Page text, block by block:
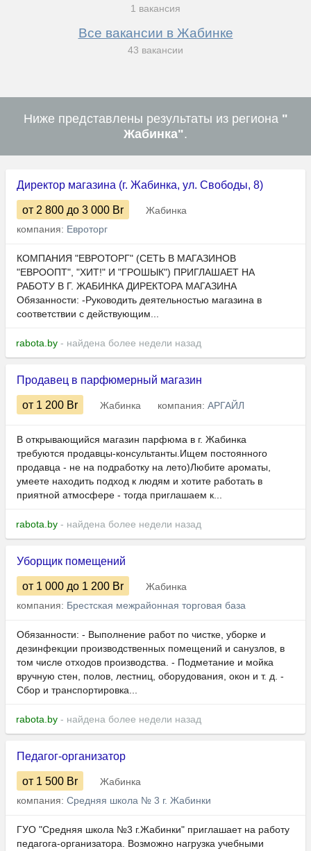
1 вакансия
Все вакансии в Жабинке
43 вакансии
Ниже представлены результаты из региона "
Жабинка".
Директор магазина (г. Жабинка, ул. Свободы, 8)
от 2 800 до 3 000 Br
Жабинка
компания: Евроторг
КОМПАНИЯ "ЕВРОТОРГ" (СЕТЬ В МАГАЗИНОВ
"ЕВРООПТ", "ХИТ!" И "ГРОШЫК") ПРИГЛАШАЕТ НА
РАБОТУ В Г. ЖАБИНКА ДИРЕКТОРА МАГАЗИНА
Обязанности: -Руководить деятельностью магазина в
соответствии с действующим...
rabota.by - найдена более недели назад
Продавец в парфюмерный магазин
от 1 200 Br Жабинка компания: АРГАЙЛ
В открывающийся магазин парфюма в г. Жабинка
требуются продавцы-консультанты.Ищем постоянного
продавца - не на подработку на лето)Любите ароматы,
умеете находить подход к людям и хотите работать в
приятной атмосфере - тогда приглашаем к...
rabota.by - найдена более недели назад
Уборщик помещений
от 1 000 до 1 200 Br
Жабинка
компания: Брестская межрайонная торговая база
Обязанности: - Выполнение работ по чистке, уборке и
дезинфекции производственных помещений и санузлов, в
том числе отходов производства. - Подметание и мойка
вручную стен, полов, лестниц, оборудования, окон и т. д. -
Сбор и транспортировка...
rabota.by - найдена более недели назад
Педагог-организатор
от 1 500 Br
Жабинка
компания: Средняя школа № 3 г. Жабинки
ГУО "Средняя школа №3 г.Жабинки" приглашает на работу
педагога-организатора. Возможно нагрузка учебными